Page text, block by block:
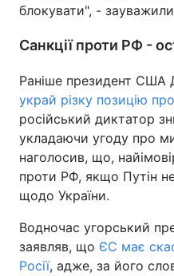
блокувати", - зауважили
Санкції проти РФ -
Раніше президент США
украй різку позицію
російський диктатор
укладаючи угоду про
наголосив, що,
проти РФ, якщо Путін
щодо України.
Водночас угорський
заявляв, що ЄС має
Росії, адже, за його